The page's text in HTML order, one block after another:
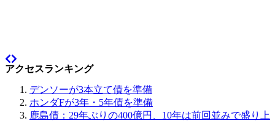
アクセスランキング
デンソーが3本立て債を準備
ホンダFが3年・5年債を準備
鹿島債：29年ぶりの400億円、10年は前回並みで盛り上